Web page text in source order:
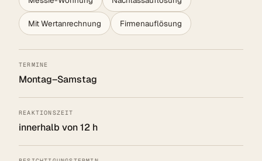
Mit Wertanrechnung Firmenauflösung
TERMINE
Montag–Samstag
REAKTIONSZEIT
innerhalb von 12 h